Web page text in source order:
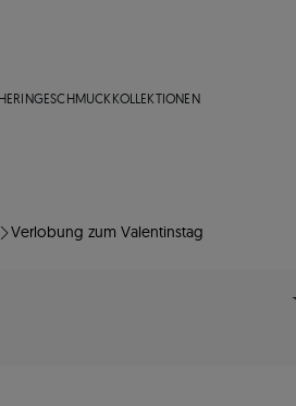
SCHMUCKKOLLEKTIONEN
Verlobung zum Valentinstag